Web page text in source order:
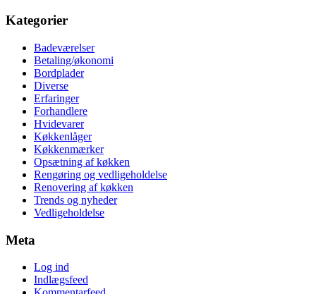
Kategorier
Badeværelser
Betaling/økonomi
Bordplader
Diverse
Erfaringer
Forhandlere
Hvidevarer
Køkkenlåger
Køkkenmærker
Opsætning af køkken
Rengøring og vedligeholdelse
Renovering af køkken
Trends og nyheder
Vedligeholdelse
Meta
Log ind
Indlægsfeed